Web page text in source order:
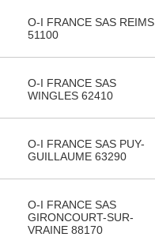
O-I FRANCE SAS REIMS
51100
O-I FRANCE SAS
WINGLES 62410
O-I FRANCE SAS PUY-
GUILLAUME 63290
O-I FRANCE SAS
GIRONCOURT-SUR-
VRAINE 88170